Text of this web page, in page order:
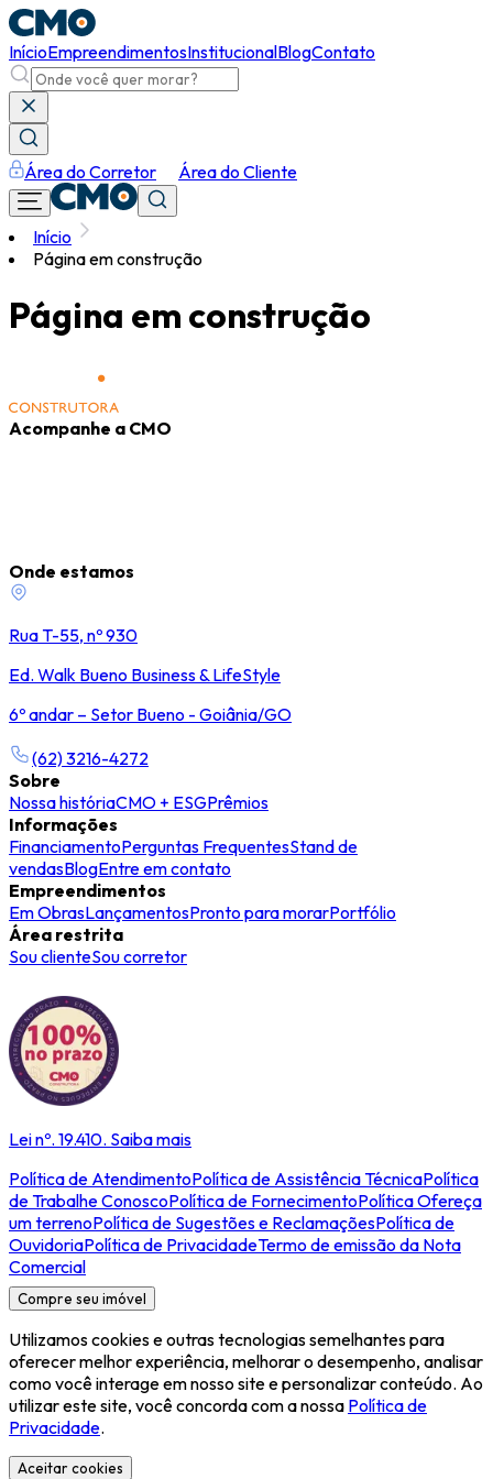
InícioEmpreendimentosInstitucionalBlogContato
Área do Corretor Área do Cliente
Início
Página em construção
Página em construção
Acompanhe a CMO
Onde estamos
Rua T-55, nº 930
Ed. Walk Bueno Business & LifeStyle
6º andar – Setor Bueno - Goiânia/GO
(62) 3216-4272
Sobre
Nossa históriaCMO + ESGPrêmios
Informações
FinanciamentoPerguntas FrequentesStand de
vendasBlogEntre em contato
Empreendimentos
Em ObrasLançamentosPronto para morarPortfólio
Área restrita
Sou clienteSou corretor
Lei nº. 19.410. Saiba mais
Política de AtendimentoPolítica de Assistência TécnicaPolítica
de Trabalhe ConoscoPolítica de FornecimentoPolítica Ofereça
um terrenoPolítica de Sugestões e ReclamaçõesPolítica de
OuvidoriaPolítica de PrivacidadeTermo de emissão da Nota
Comercial
Compre seu imóvel
Utilizamos cookies e outras tecnologias semelhantes para
oferecer melhor experiência, melhorar o desempenho, analisar
como você interage em nosso site e personalizar conteúdo. Ao
utilizar este site, você concorda com a nossa Política de
Privacidade.
Aceitar cookies